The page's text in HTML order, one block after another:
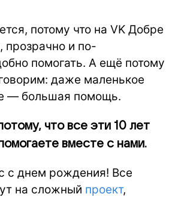
потому что на VK Добре
прозрачно и по-
помогать. А ещё потому
даже маленькое
— большая помощь.
что все эти 10 лет
вместе с нами.
с днем рождения! Все
на сложный проект,